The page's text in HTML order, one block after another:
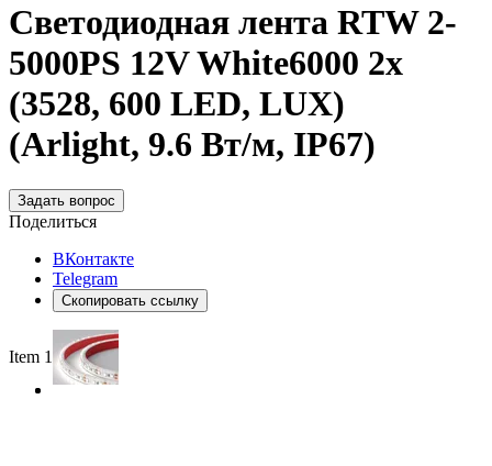
Светодиодная лента RTW 2-
5000PS 12V White6000 2x
(3528, 600 LED, LUX)
(Arlight, 9.6 Вт/м, IP67)
Задать вопрос
Поделиться
ВКонтакте
Telegram
Скопировать ссылку
Item 1 of 2